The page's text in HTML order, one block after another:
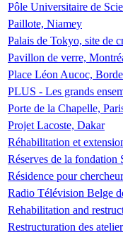
Pôle Universitaire de
Paillote, Niamey
Palais de Tokyo, site de
Pavillon de verre,
Place Léon Aucoc,
PLUS - Les grands
Porte de la Chapelle,
Projet Lacoste, Dakar
Réhabilitation et
Réserves de la fondation
Résidence pour
Radio Télévision Belge
Rehabilitation and
Restructuration des